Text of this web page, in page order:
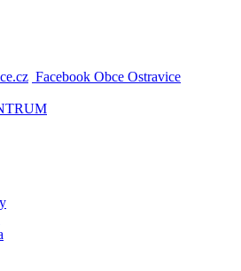
Facebook Obce Ostravice